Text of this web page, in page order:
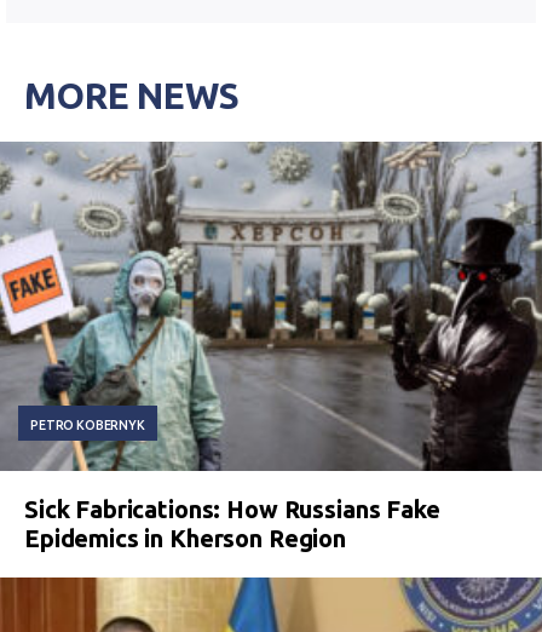
MORE NEWS
PETRO KOBERNYK
Sick Fabrications: How Russians Fake
Epidemics in Kherson Region